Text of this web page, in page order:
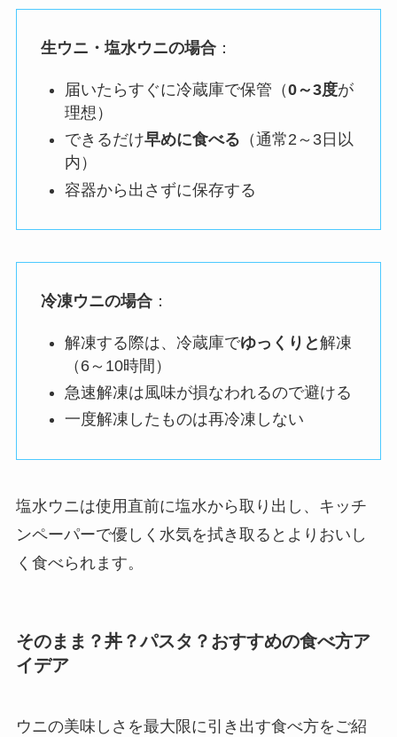
生ウニ・塩水ウニの場合：
届いたらすぐに冷蔵庫で保管（0～3度が
理想）
できるだけ早めに食べる （通常2～3日以
内）
容器から出さずに保存する
冷凍ウニの場合：
解凍する際は、冷蔵庫でゆっくりと解凍
（6～10時間）
急速解凍は風味が損なわれるので避ける
一度解凍したものは再冷凍しない
塩水ウニは使用直前に塩水から取り出し、キッチ
ンペーパーで優しく水気を拭き取るとよりおいし
く食べられます。
そのまま？丼？パスタ？おすすめの食べ方ア
イデア
ウニの美味しさを最大限に引き出す食べ方をご紹